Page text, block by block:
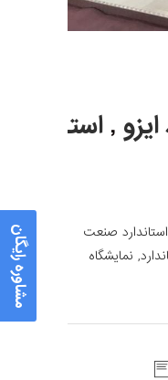
,استاندارد
استاندارد صنعت
, نمایشگاه
مشاوره رایگان